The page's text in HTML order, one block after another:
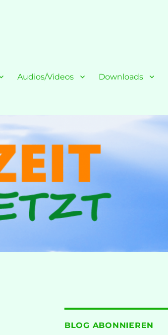
Audios/Videos Downloads
BLOG ABONNIEREN